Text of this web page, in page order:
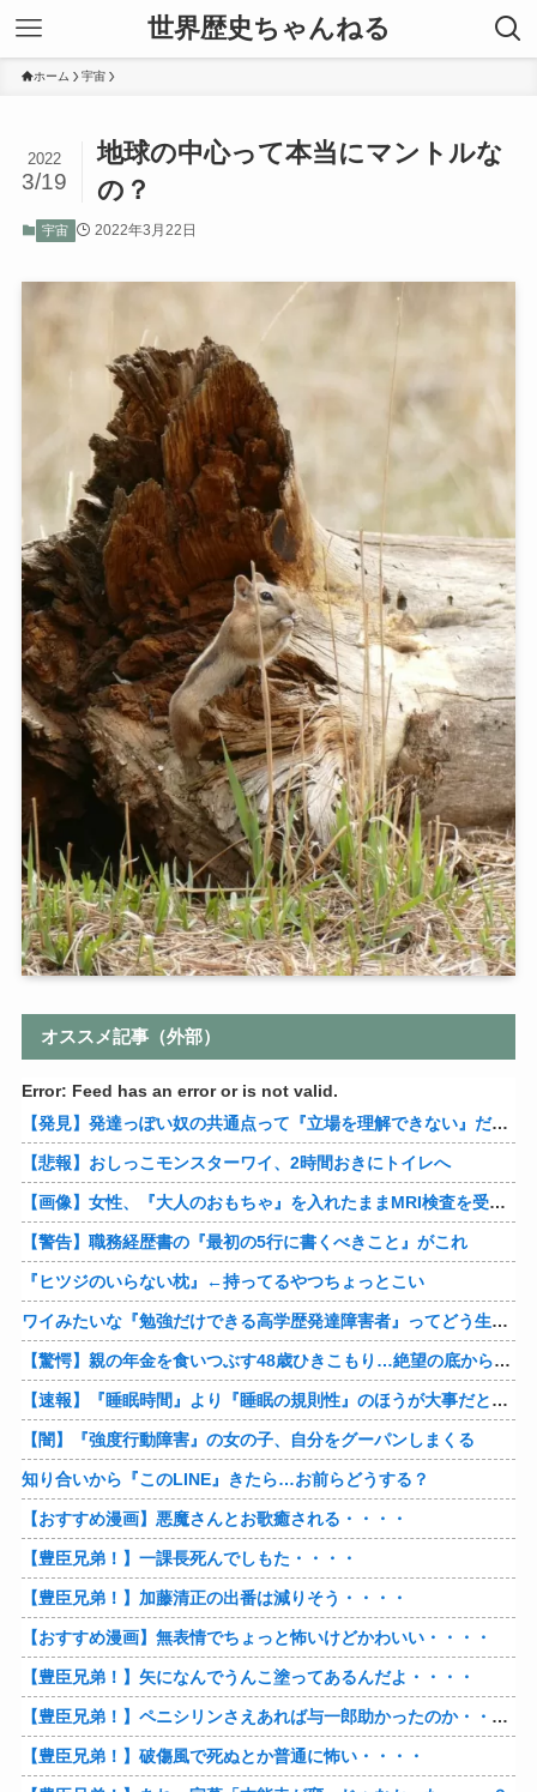
世界歴史ちゃんねる
ホーム 宇宙
地球の中心って本当にマントルな
の？
2022
3/19
宇宙 2022年3月22日
オススメ記事（外部）
Error: Feed has an error or is not valid.
【発見】発達っぽい奴の共通点って『立場を理解できない』だよな
【悲報】おしっこモンスターワイ、2時間おきにトイレへ
【画像】女性、『大人のおもちゃ』を入れたままMRI検査を受けた結果 →
【警告】職務経歴書の『最初の5行に書くべきこと』がこれ
『ヒツジのいらない枕』←持ってるやつちょっとこい
ワイみたいな『勉強だけできる高学歴発達障害者』ってどう生きたらいいんや？
【驚愕】親の年金を食いつぶす48歳ひきこもり…絶望の底から家族を救ったのは『障害基礎年金』だった
【速報】『睡眠時間』より『睡眠の規則性』のほうが大事だと判明
【闇】『強度行動障害』の女の子、自分をグーパンしまくる
知り合いから『このLINE』きたら…お前らどうする？
【おすすめ漫画】悪魔さんとお歌癒される・・・・
【豊臣兄弟！】一課長死んでしもた・・・・
【豊臣兄弟！】加藤清正の出番は減りそう・・・・
【おすすめ漫画】無表情でちょっと怖いけどかわいい・・・・
【豊臣兄弟！】矢になんでうんこ塗ってあるんだよ・・・・
【豊臣兄弟！】ペニシリンさえあれば与一郎助かったのか・・・？
【豊臣兄弟！】破傷風で死ぬとか普通に怖い・・・・